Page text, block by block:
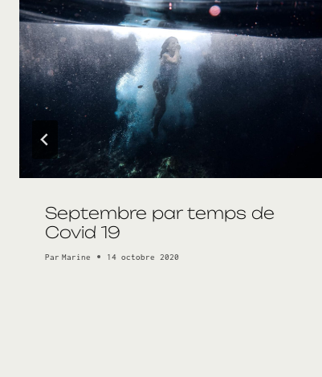
Septembre par temps de
Covid 19
Par Marine 14 octobre 2020